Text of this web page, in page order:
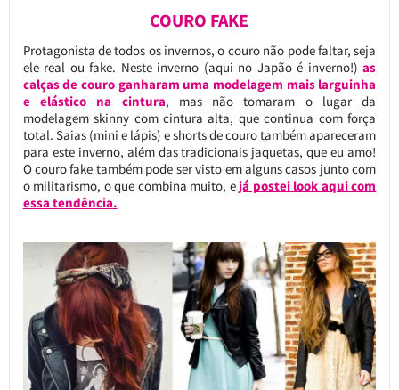
COURO FAKE
Protagonista de todos os invernos, o couro não pode faltar, seja
ele real ou fake. Neste inverno (aqui no Japão é inverno!)as
calças de couro ganharam uma modelagem mais larguinha
e elástico na cintura, mas não tomaram o lugar da
modelagem skinny com cintura alta, que continua com força
total. Saias (mini e lápis) e shorts de couro também apareceram
para este inverno, além das tradicionais jaquetas, que eu amo!
O couro fake também pode ser visto em alguns casos junto com
o militarismo, o que combina muito, ejá postei look aqui com
essa tendência.